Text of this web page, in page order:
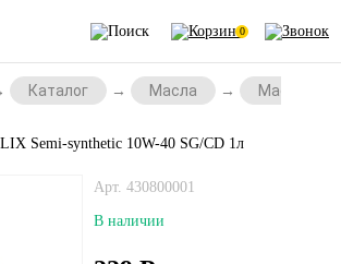
0
Каталог Масла Масла для
Semi-synthetic 10W-40 SG/CD 1л
Арт. 430800001
В наличии